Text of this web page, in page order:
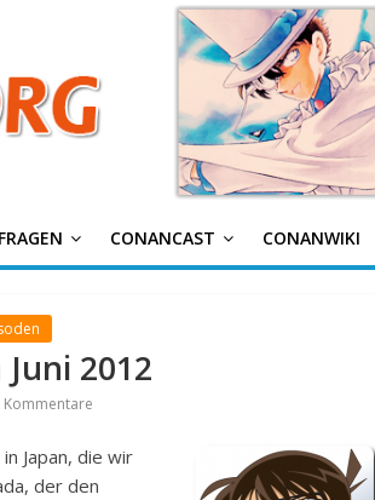
CONANCAST CONANWIKI
2012
Kommentare
Japan, die wir
der den